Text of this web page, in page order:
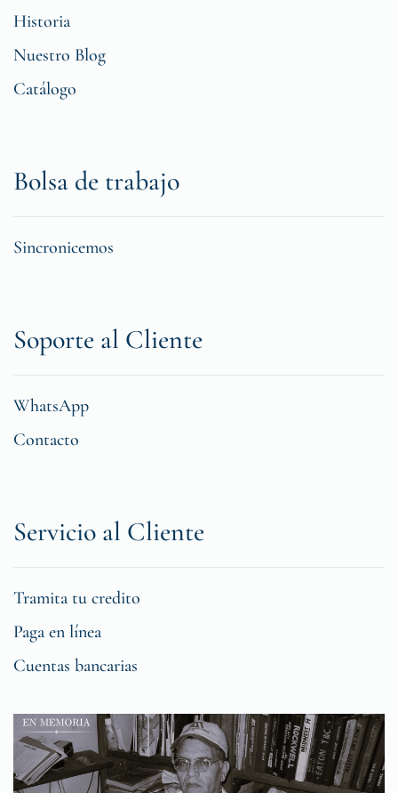
Historia
Nuestro Blog
Catálogo
Bolsa de trabajo
Sincronicemos
Soporte al Cliente
WhatsApp
Contacto
Servicio al Cliente
Tramita tu credito
Paga en línea
Cuentas bancarias